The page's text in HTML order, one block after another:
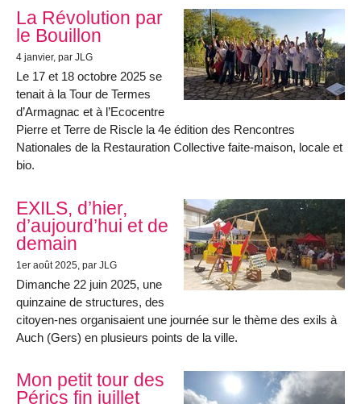
La Révolution par
le Bouillon
4 janvier, par JLG
Le 17 et 18 octobre 2025 se
tenait à la Tour de Termes
d’Armagnac et à l’Ecocentre
Pierre et Terre de Riscle la 4e édition des Rencontres
Nationales de la Restauration Collective faite-maison, locale et
bio.
EXILS, d’hier,
d’aujourd’hui et de
demain
1er août 2025, par JLG
Dimanche 22 juin 2025, une
quinzaine de structures, des
citoyen-nes organisaient une journée sur le thème des exils à
Auch (Gers) en plusieurs points de la ville.
Mon petit tour des
Pérics fin juillet